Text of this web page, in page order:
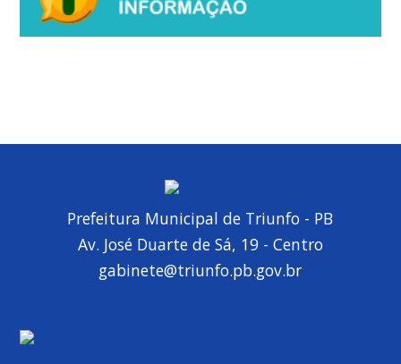
Prefeitura Municipal de Triunfo - PB
Av. José Duarte de Sá, 19 - Centro
gabinete@triunfo.pb.gov.br